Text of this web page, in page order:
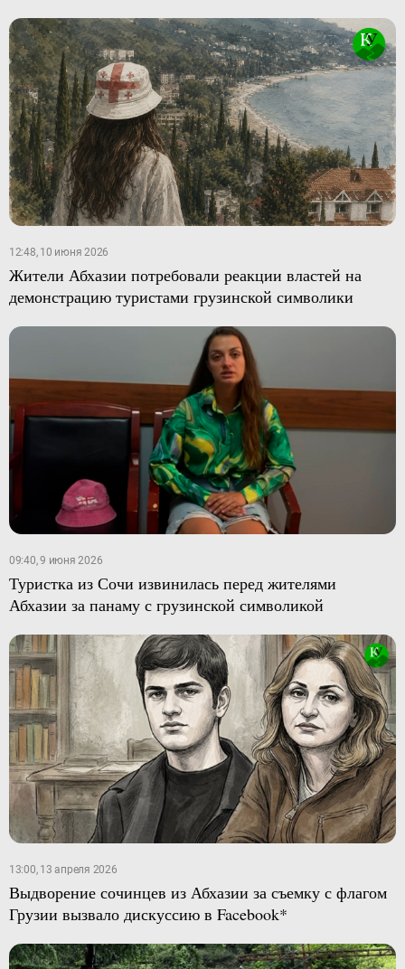
12:48, 10 июня 2026
Жители Абхазии потребовали реакции властей на
демонстрацию туристами грузинской символики
09:40, 9 июня 2026
Туристка из Сочи извинилась перед жителями
Абхазии за панаму с грузинской символикой
13:00, 13 апреля 2026
Выдворение сочинцев из Абхазии за съемку с флагом
Грузии вызвало дискуссию в Facebook*